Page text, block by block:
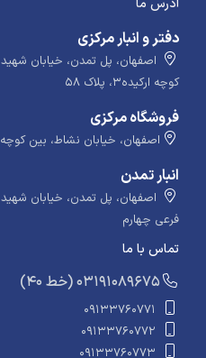
آدرس ما
دفتر و انبار مرکزی
اصفهان، پل تمدن، خیابان
کوچه ارکیده۳، پلاک ۵۸
فروشگاه مرکزی
اصفهان، خیابان نشاط، بین کوچه ۱۹و۲۱
انبار تمدن
اصفهان، پل تمدن، خیابان
فرعی چهارم
تماس با ما
​​​ (40 خط) 03191089675
09133760771
09133760772
09133760773